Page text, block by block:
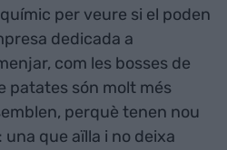
per veure si el poden
dedicada a
com les bosses de
patates són molt més
perquè tenen nou
que aïlla i no deixa